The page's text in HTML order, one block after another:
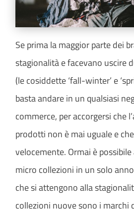
Se prima la maggior parte dei
stagionalità e facevano uscire
(le cosiddette ‘fall-winter’ e
basta andare in un qualsiasi
commerce, per accorgersi che
prodotti non è mai uguale e
velocemente. Ormai è
micro collezioni in un solo
che si attengono alla
collezioni nuove sono i marchi